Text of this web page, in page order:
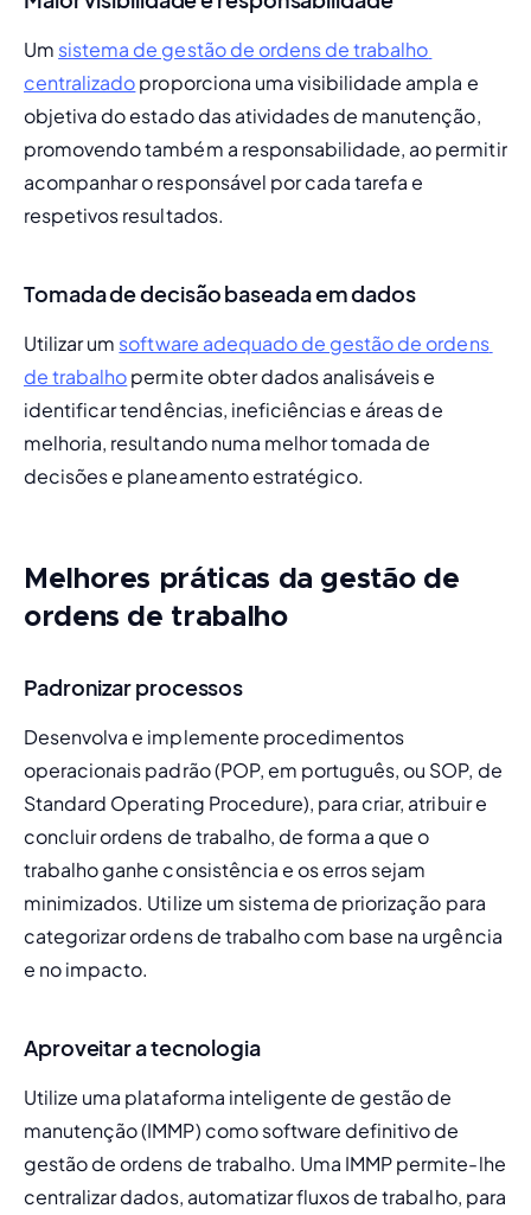
Um sistema de gestão de ordens de trabalho
centralizado proporciona uma visibilidade ampla e
objetiva do estado das atividades de manutenção,
promovendo também a responsabilidade, ao permitir
acompanhar o responsável por cada tarefa e
respetivos resultados.
Tomada de decisão baseada em dados
Utilizar um software adequado de gestão de ordens
de trabalho permite obter dados analisáveis e
identificar tendências, ineficiências e áreas de
melhoria, resultando numa melhor tomada de
decisões e planeamento estratégico.
Melhores práticas da gestão de
ordens de trabalho
Padronizar processos
Desenvolva e implemente procedimentos
operacionais padrão (POP, em português, ou SOP, de
Standard Operating Procedure), para criar, atribuir e
concluir ordens de trabalho, de forma a que o
trabalho ganhe consistência e os erros sejam
minimizados. Utilize um sistema de priorização para
categorizar ordens de trabalho com base na urgência
e no impacto.
Aproveitar a tecnologia
Utilize uma plataforma inteligente de gestão de
manutenção (IMMP) como software definitivo de
gestão de ordens de trabalho. Uma IMMP permite-lhe
centralizar dados, automatizar fluxos de trabalho, para